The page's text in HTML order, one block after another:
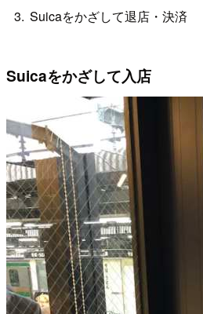
Suicaをかざして退店・決済
Suicaをかざして入店